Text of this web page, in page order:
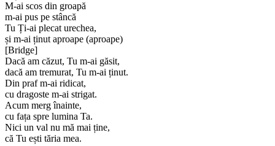
M-ai scos din groapă
m-ai pus pe stâncă
Tu Ți-ai plecat urechea,
și m-ai ținut aproape (aproape)
[Bridge]
Dacă am căzut, Tu m-ai găsit,
dacă am tremurat, Tu m-ai ținut.
Din praf m-ai ridicat,
cu dragoste m-ai strigat.
Acum merg înainte,
cu fața spre lumina Ta.
Nici un val nu mă mai ține,
că Tu ești tăria mea.